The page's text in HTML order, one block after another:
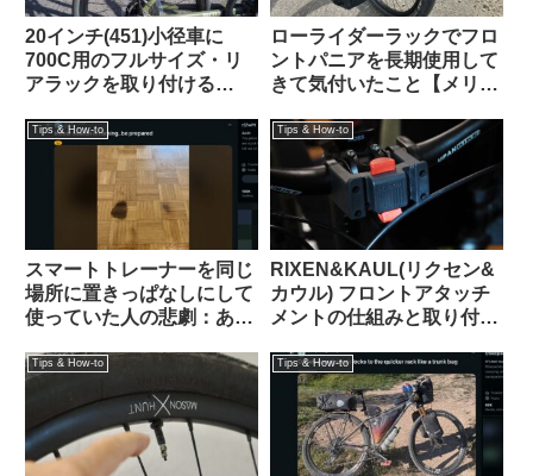
20インチ(451)小径車に
700C用のフルサイズ・リ
アラックを取り付ける
Explorer Tubular Rack】
ローライダーラックでフロ
ントパニアを長期使用して
きて気付いたこと【メリッ
Tips & How-to
スマートトレーナーを同じ
場所に置きっぱなしにして
使っていた人の悲劇：あな
示板から）
Tips & How-to
RIXEN&KAUL(リクセン&
カウル) フロントアタッチ
メントの仕組みと取り付け
Tips & How-to Tips & How-to